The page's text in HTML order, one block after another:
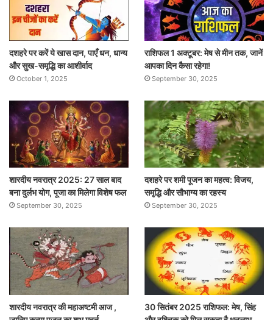
दशहरे पर करें ये खास दान, पाएँ धन, धान्य
और सुख-समृद्धि का आशीर्वाद
October 1, 2025
राशिफल 1 अक्टूबर: मेष से मीन तक, जानें
आपका दिन कैसा रहेगा!
September 30, 2025
शारदीय नवरात्र 2025: 27 साल बाद
बना दुर्लभ योग, पूजा का मिलेगा विशेष फल
September 30, 2025
दशहरे पर शमी पूजन का महत्व: विजय,
समृद्धि और सौभाग्य का रहस्य
September 30, 2025
शारदीय नवरात्र की महाअष्टमी आज ,
30 सितंबर 2025 राशिफल: मेष, सिंह